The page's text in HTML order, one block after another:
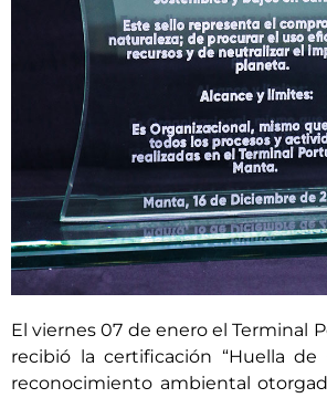
El viernes 07 de enero el Terminal
recibió la certificación “Huella de
reconocimiento ambiental